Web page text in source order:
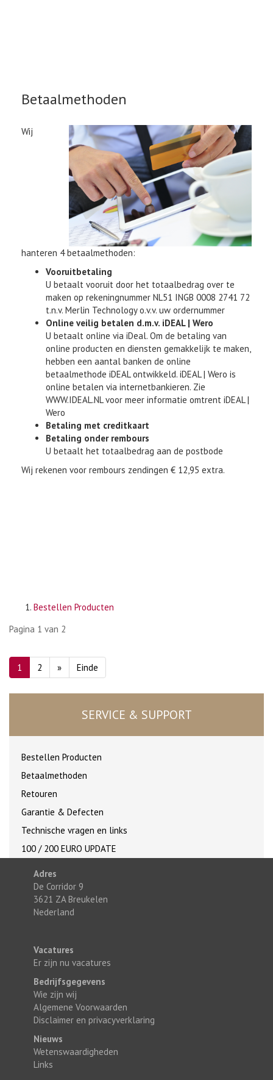
Betaalmethoden
Wij
hanteren 4 betaalmethoden:
Vooruitbetaling
U betaalt vooruit door het totaalbedrag over te
maken op rekeningnummer NL51 INGB 0008 2741 72
t.n.v. Merlin Technology o.v.v. uw ordernummer
Online veilig betalen d.m.v. iDEAL | Wero
U betaalt online via iDeal. Om de betaling van
online producten en diensten gemakkelijk te maken,
hebben een aantal banken de online
betaalmethode iDEAL ontwikkeld. iDEAL | Wero is
online betalen via internetbankieren. Zie
WWW.IDEAL.NL voor meer informatie omtrent iDEAL |
Wero
Betaling met creditkaart
Betaling onder rembours
U betaalt het totaalbedrag aan de postbode
Wij rekenen voor rembours zendingen € 12,95 extra.
Bestellen Producten
Pagina 1 van 2
1 2 » Einde
SERVICE & SUPPORT
Bestellen Producten
Betaalmethoden
Retouren
Garantie & Defecten
Technische vragen en links
100 / 200 EURO UPDATE
Adres
De Corridor 9
3621 ZA Breukelen
Nederland
Vacatures
Er zijn nu vacatures
Bedrijfsgegevens
Wie zijn wij
Algemene Voorwaarden
Disclaimer en privacyverklaring
Nieuws
Wetenswaardigheden
Links